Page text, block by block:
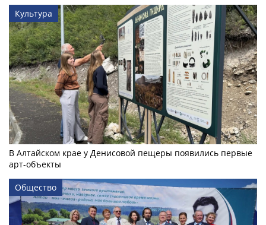
Культура
В Алтайском крае у Денисовой пещеры появились первые
арт-объекты
Общество